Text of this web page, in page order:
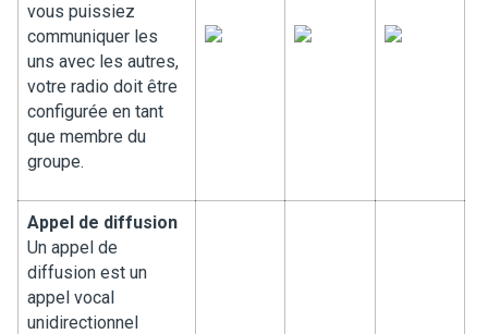
vous puissiez
communiquer les
uns avec les autres,
votre radio doit être
configurée en tant
que membre du
groupe.
Appel de diffusion
Un appel de
diffusion est un
appel vocal
unidirectionnel